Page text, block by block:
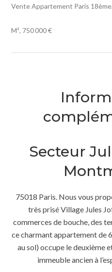
Vente Appartement Paris
M², 750 000 €
Secteur
75018 Paris. Nous vous
très prisé Village Jules
commerces de bouche, des
ce charmant appartement de
au sol) occupe le deuxième
immeuble ancien à